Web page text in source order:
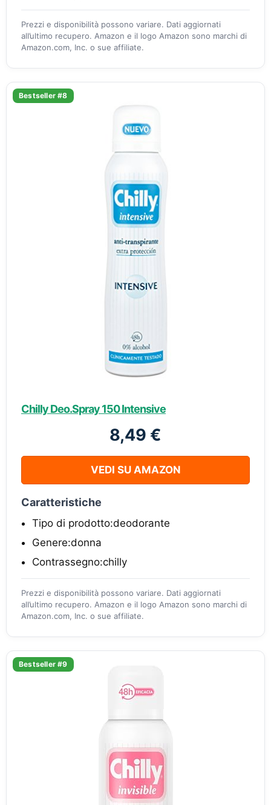
Prezzi e disponibilità possono variare. Dati aggiornati
all’ultimo recupero. Amazon e il logo Amazon sono marchi di
Amazon.com, Inc. o sue affiliate.
Bestseller #8
Chilly Deo.Spray 150 Intensive
8,49 €
VEDI SU AMAZON
Caratteristiche
Tipo di prodotto:deodorante
Genere:donna
Contrassegno:chilly
Prezzi e disponibilità possono variare. Dati aggiornati
all’ultimo recupero. Amazon e il logo Amazon sono marchi di
Amazon.com, Inc. o sue affiliate.
Bestseller #9